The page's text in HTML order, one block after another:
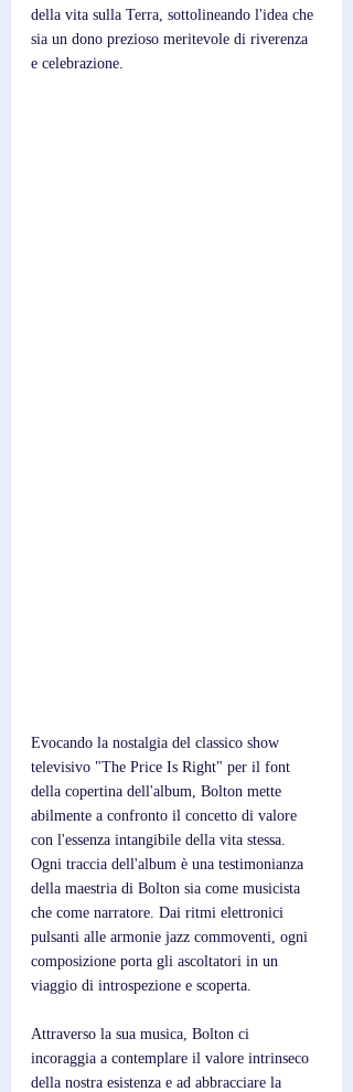
della vita sulla Terra, sottolineando l'idea che
sia un dono prezioso meritevole di riverenza
e celebrazione.
Evocando la nostalgia del classico show
televisivo "The Price Is Right" per il font
della copertina dell'album, Bolton mette
abilmente a confronto il concetto di valore
con l'essenza intangibile della vita stessa.
Ogni traccia dell'album è una testimonianza
della maestria di Bolton sia come musicista
che come narratore. Dai ritmi elettronici
pulsanti alle armonie jazz commoventi, ogni
composizione porta gli ascoltatori in un
viaggio di introspezione e scoperta.
Attraverso la sua musica, Bolton ci
incoraggia a contemplare il valore intrinseco
della nostra esistenza e ad abbracciare la